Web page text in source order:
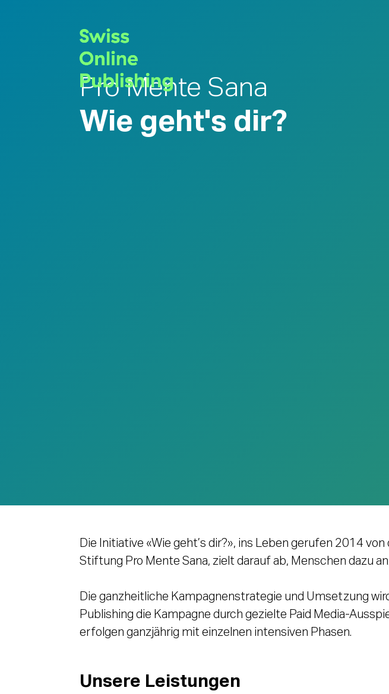
Pro Mente Sana
Wie geht's dir?
Die Initiative «Wie geht’s dir?», ins Leben gerufen 2014
Stiftung Pro Mente Sana, zielt darauf ab, Menschen dazu
Die ganzheitliche Kampagnenstrategie und Umsetzung
Publishing die Kampagne durch gezielte Paid Media-
erfolgen ganzjährig mit einzelnen intensiven Phasen.
Unsere Leistungen